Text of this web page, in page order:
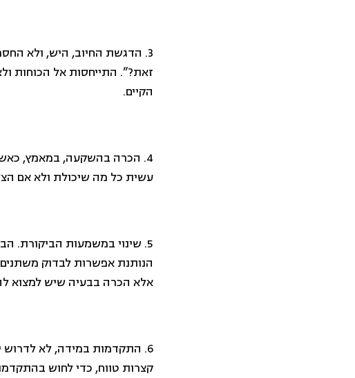
3. הדגשת החיוב, היש, ולא
זאת?”. התייחסות אל הכוחות
הקיים.
4. הכרה בהשקעה, במאמץ,
עשית כל מה שיכולת ולא אם
5. שינוי במשמעות הביקורת.
הנותנת אפשרות לבדוק
אלא הכרה בבעיה שיש למצוא
6. התקדמות במידה, לא
קצרות טווח, כדי לחוש